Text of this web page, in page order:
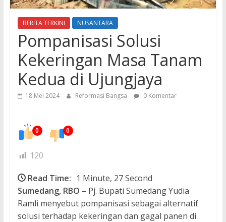
BERITA TERKINI NUSANTARA
Pompanisasi Solusi
Kekeringan Masa Tanam
Kedua di Ujungjaya
18 Mei 2024 Reformasi Bangsa 0 Komentar
0 0
120
Read Time: 1 Minute, 27 Second
Sumedang, RBO – Pj. Bupati Sumedang Yudia
Ramli menyebut pompanisasi sebagai alternatif
solusi terhadap kekeringan dan gagal panen di